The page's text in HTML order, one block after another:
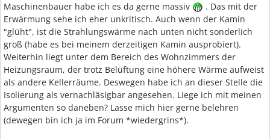
Maschinenbauer habe ich es da gerne massiv
. Das mit der
Erwärmung sehe ich eher unkritisch. Auch wenn der Kamin
"glüht", ist die Strahlungswärme nach unten nicht sonderlich
groß (habe es bei meinem derzeitigen Kamin ausprobiert).
Weiterhin liegt unter dem Bereich des Wohnzimmers der
Heizungsraum, der trotz Belüftung eine höhere Wärme aufweist
als andere Kellerräume. Deswegen habe ich an dieser Stelle die
Isolierung als vernachläsigbar angesehen. Liege ich mit meinen
Argumenten so daneben? Lasse mich hier gerne belehren
(dewegen bin ich ja im Forum *wiedergrins*).